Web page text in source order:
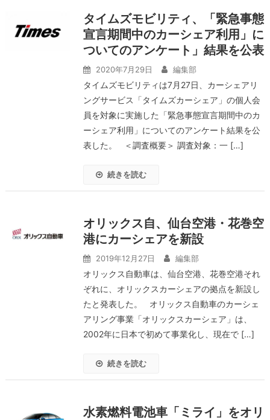
タイムズモビリティ、「緊急事態
宣言期間中のカーシェア利用」に
ついてのアンケート」結果を公表
2020年7月29日 編集部
タイムズモビリティは7月27日、カーシェアリ
ングサービス「タイムズカーシェア」の個人会
員を対象に実施した「緊急事態宣言期間中のカ
ーシェア利用」についてのアンケート結果を公
表した。 ＜調査概要＞ 調査対象：一 […]
続きを読む
オリックス自、仙台空港・花巻空
港にカーシェアを新設
2019年12月27日 編集部
オリックス自動車は、仙台空港、花巻空港それ
ぞれに、オリックスカーシェアの拠点を新設し
たと発表した。 オリックス自動車のカーシェ
アリング事業「オリックスカーシェア」は、
2002年に日本で初めて事業化し、現在で […]
続きを読む
水素燃料電池車「ミライ」をオリ